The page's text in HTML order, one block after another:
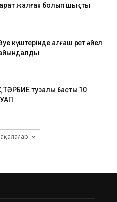
жалған болып шықты
күштерінде алғаш рет әйел
туралы басты 10